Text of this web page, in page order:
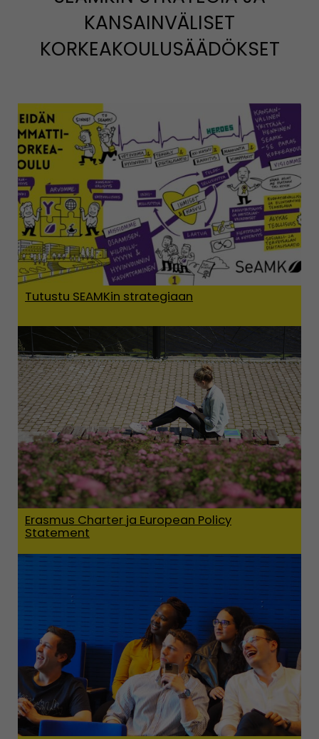
KANSAINVÄLISET
KORKEAKOULUSÄÄDÖKSET
Tutustu SEAMKin strategiaan
Erasmus Charter ja European Policy
Statement